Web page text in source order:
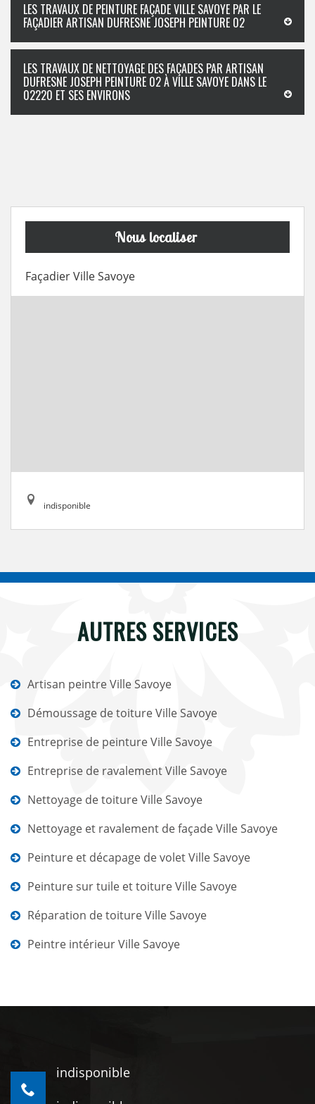
LES TRAVAUX DE PEINTURE FAÇADE VILLE SAVOYE PAR LE
FAÇADIER ARTISAN DUFRESNE JOSEPH PEINTURE 02
LES TRAVAUX DE NETTOYAGE DES FAÇADES PAR ARTISAN
DUFRESNE JOSEPH PEINTURE 02 À VILLE SAVOYE DANS LE
02220 ET SES ENVIRONS
Nous localiser
Façadier Ville Savoye
indisponible
AUTRES SERVICES
Artisan peintre Ville Savoye
Démoussage de toiture Ville Savoye
Entreprise de peinture Ville Savoye
Entreprise de ravalement Ville Savoye
Nettoyage de toiture Ville Savoye
Nettoyage et ravalement de façade Ville Savoye
Peinture et décapage de volet Ville Savoye
Peinture sur tuile et toiture Ville Savoye
Réparation de toiture Ville Savoye
Peintre intérieur Ville Savoye
indisponible